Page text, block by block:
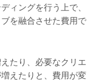
ィングを行う上で、
を融合させた費用で
たり、必要なクリエ
えたりと、費用が変